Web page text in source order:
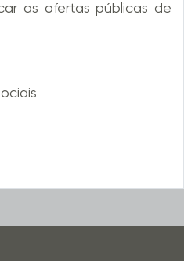
as ofertas públicas de